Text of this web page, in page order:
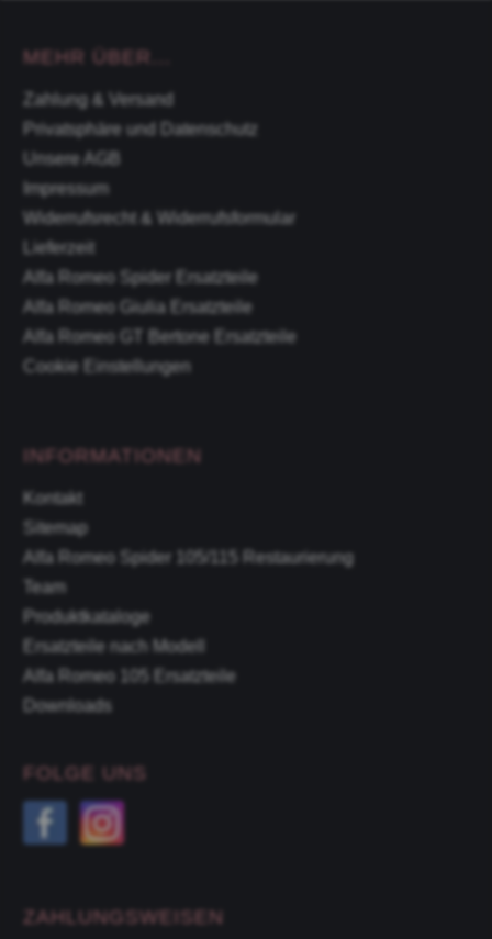
MEHR ÜBER...
Zahlung & Versand
Privatsphäre und Datenschutz
Unsere AGB
Impressum
Widerrufsrecht & Widerrufsformular
Lieferzeit
Alfa Romeo Spider Ersatzteile
Alfa Romeo Giulia Ersatzteile
Alfa Romeo GT Bertone Ersatzteile
Cookie Einstellungen
INFORMATIONEN
Kontakt
Sitemap
Alfa Romeo Spider 105/115 Restaurierung
Team
Produktkataloge
Ersatzteile nach Modell
Alfa Romeo 105 Ersatzteile
Downloads
FOLGE UNS
ZAHLUNGSWEISEN